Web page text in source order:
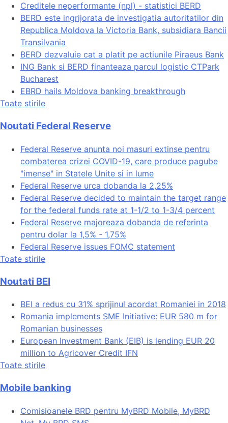
Creditele neperformante (npl) - statistici BERD
BERD este ingrijorata de investigatia autoritatilor din
Republica Moldova la Victoria Bank, subsidiara Bancii
Transilvania
BERD dezvaluie cat a platit pe actiunile Piraeus Bank
ING Bank si BERD finanteaza parcul logistic CTPark
Bucharest
EBRD hails Moldova banking breakthrough
Toate stirile
Noutati Federal Reserve
Federal Reserve anunta noi masuri extinse pentru
combaterea crizei COVID-19, care produce pagube
"imense" in Statele Unite si in lume
Federal Reserve urca dobanda la 2,25%
Federal Reserve decided to maintain the target range
for the federal funds rate at 1-1/2 to 1-3/4 percent
Federal Reserve majoreaza dobanda de referinta
pentru dolar la 1,5% - 1,75%
Federal Reserve issues FOMC statement
Toate stirile
Noutati BEI
BEI a redus cu 31% sprijinul acordat Romaniei in 2018
Romania implements SME Initiative: EUR 580 m for
Romanian businesses
European Investment Bank (EIB) is lending EUR 20
million to Agricover Credit IFN
Toate stirile
Mobile banking
Comisioanele BRD pentru MyBRD Mobile, MyBRD